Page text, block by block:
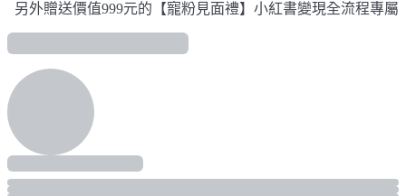
另外贈送價值999元的【寵粉見面禮】小紅書變現全流程專屬